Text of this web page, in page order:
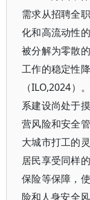
需求从招聘全
化和高流动性
被分解为零散
工作的稳定性
（ILO,2024）
系建设尚处于
营风险和安全
大城市打工的
居民享受同样
保险等保障，
险和人身安全